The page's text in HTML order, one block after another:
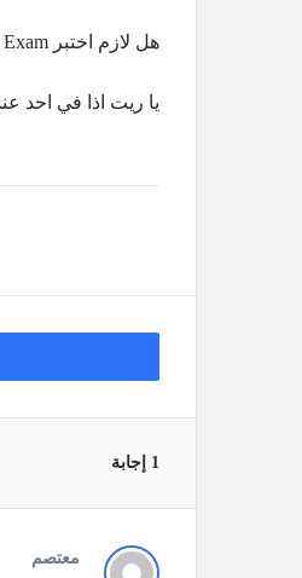
أسئلة
هل لازم اختبر GRE Exam و اطلع recommendation letters ؟
يا ريت اذا في احد
‫1 إجابة
معتصم